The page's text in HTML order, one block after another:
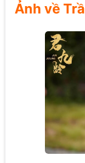
Ảnh về